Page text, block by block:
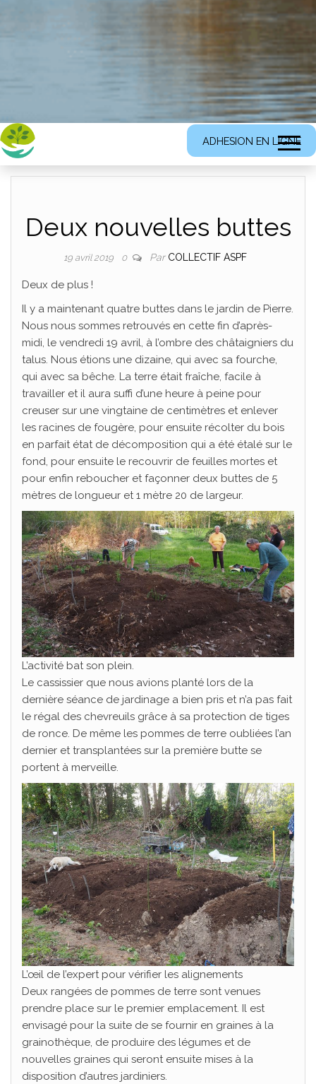
ADHESION EN LIGNE
Deux nouvelles buttes
19 avril 2019 0 Par COLLECTIF ASPF
Deux de plus !
Il y a maintenant quatre buttes dans le jardin de Pierre.
Nous nous sommes retrouvés en cette fin d’après-
midi, le vendredi 19 avril, à l’ombre des châtaigniers du
talus. Nous étions une dizaine, qui avec sa fourche,
qui avec sa bêche. La terre était fraîche, facile à
travailler et il aura suffi d’une heure à peine pour
creuser sur une vingtaine de centimètres et enlever
les racines de fougère, pour ensuite récolter du bois
en parfait état de décomposition qui a été étalé sur le
fond, pour ensuite le recouvrir de feuilles mortes et
pour enfin reboucher et façonner deux buttes de 5
mètres de longueur et 1 mètre 20 de largeur.
L’activité bat son plein.
Le cassissier que nous avions planté lors de la
dernière séance de jardinage a bien pris et n’a pas fait
le régal des chevreuils grâce à sa protection de tiges
de ronce. De même les pommes de terre oubliées l’an
dernier et transplantées sur la première butte se
portent à merveille.
L’œil de l’expert pour vérifier les alignements
Deux rangées de pommes de terre sont venues
prendre place sur le premier emplacement. Il est
envisagé pour la suite de se fournir en graines à la
grainothèque, de produire des légumes et de
nouvelles graines qui seront ensuite mises à la
disposition d’autres jardiniers.